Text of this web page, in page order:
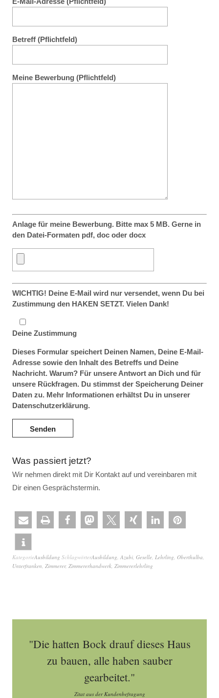
Betreff (Pflichtfeld)
Meine Bewerbung (Pflichtfeld)
Anlage für meine Bewerbung. Bitte max 5 MB. Gerne in
den Datei-Formaten pdf, doc oder docx
WICHTIG! Deine E-Mail wird nur versendet, wenn Du bei
Zustimmung den HAKEN SETZT. Vielen Dank!
Deine Zustimmung
Dieses Formular speichert Deinen Namen, Deine E-Mail-
Adresse sowie den Inhalt des Betreffs und Deine
Nachricht. Warum? Für unsere Antwort an Dich und für
unsere Rückfragen. Du stimmst der Speicherung Deiner
Daten zu. Mehr Informationen erhältst Du in unserer
Datenschutzerklärung.
Was passiert jetzt?
Wir nehmen direkt mit Dir Kontakt auf und vereinbaren mit
Dir einen Gesprächstermin.
KategorieAusbildung SchlagwörterAusbildung, Azubi, Geselle, Lehrling, Oberthulba,
Unterfranken, Zimmerer, Zimmererhandwerk, Zimmererlehrling
"Die hatten Bock drauf dieses Haus
zu bauen, alle haben sauber
gearbeitet."
Zitat aus der Kundenbefragung